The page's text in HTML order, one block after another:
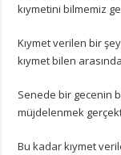
kıymetini bilmemiz
Kıymet verilen bir
kıymet bilen
Senede bir gecenin
müjdelenmek
Bu kadar kıymet